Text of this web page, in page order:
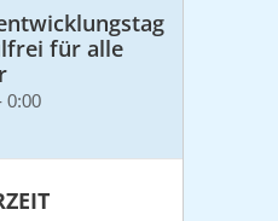
für alle
0:00